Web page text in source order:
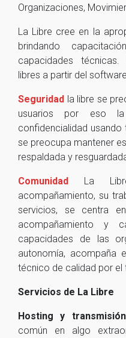
Organizaciones,
La Libre cree en la
brindando
capacidades
libres a partir del
Seguridad la libre se
usuarios por eso
confidencialidad usando
se preocupa mantener
respaldada y
Comunidad La
acompañamiento, su
servicios, se centra
acompañamiento y
capacidades de las
autonomía, acompaña
técnico de calidad por el
Servicios de La Libre
Hosting y
común en algo